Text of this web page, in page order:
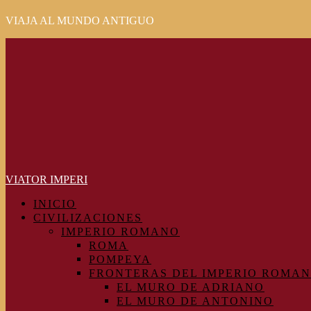
VIAJA AL MUNDO ANTIGUO
VIATOR IMPERI
INICIO
CIVILIZACIONES
IMPERIO ROMANO
ROMA
POMPEYA
FRONTERAS DEL IMPERIO
EL MURO DE ADRIANO
EL MURO DE ANTONINO